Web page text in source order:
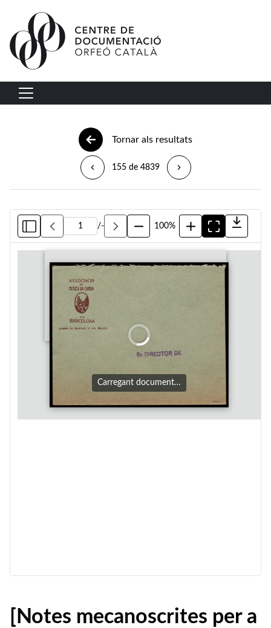
Vés al contingut
Navegació principal
Tornar als resultats
155 de 4839
/- 100%
Carregant document…
[Notes mecanoscrites per a